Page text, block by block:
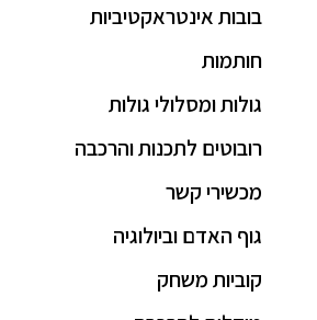
בובות אינטראקטיביות
חותמות
גולות ומסלולי גולות
רובוטים לתכנות והרכבה
מכשירי קשר
גוף האדם וביולוגיה
קוביות משחק